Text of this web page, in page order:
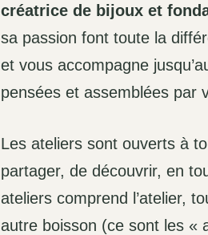
créatrice de bijoux et
sa passion font toute la
et vous accompagne
pensées et assemblées par
Les ateliers sont ouverts à
partager, de découvrir, en
ateliers comprend l’atelier,
autre boisson (ce sont les «